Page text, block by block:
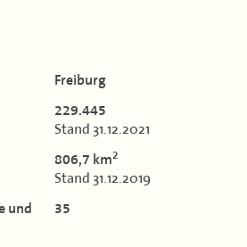
Einwohner
Freiburg
229.445
Stand 31.12.2021
806,7 km2
Stand 31.12.2019
und
35